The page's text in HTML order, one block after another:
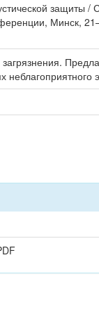
Минск,
неблагоприятного